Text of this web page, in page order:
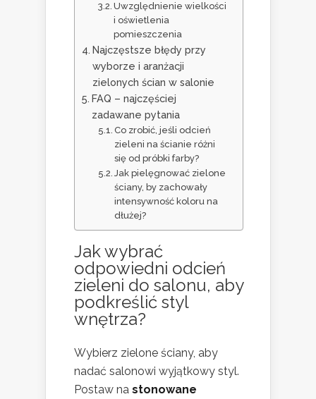
Uwzględnienie wielkości
i oświetlenia
pomieszczenia
Najczęstsze błędy przy
wyborze i aranżacji
zielonych ścian w salonie
FAQ – najczęściej
zadawane pytania
Co zrobić, jeśli odcień
zieleni na ścianie różni
się od próbki farby?
Jak pielęgnować zielone
ściany, by zachowały
intensywność koloru na
dłużej?
Jak wybrać
odpowiedni odcień
zieleni do salonu, aby
podkreślić styl
wnętrza?
Wybierz zielone ściany, aby
nadać salonowi wyjątkowy styl.
Postaw na stonowane